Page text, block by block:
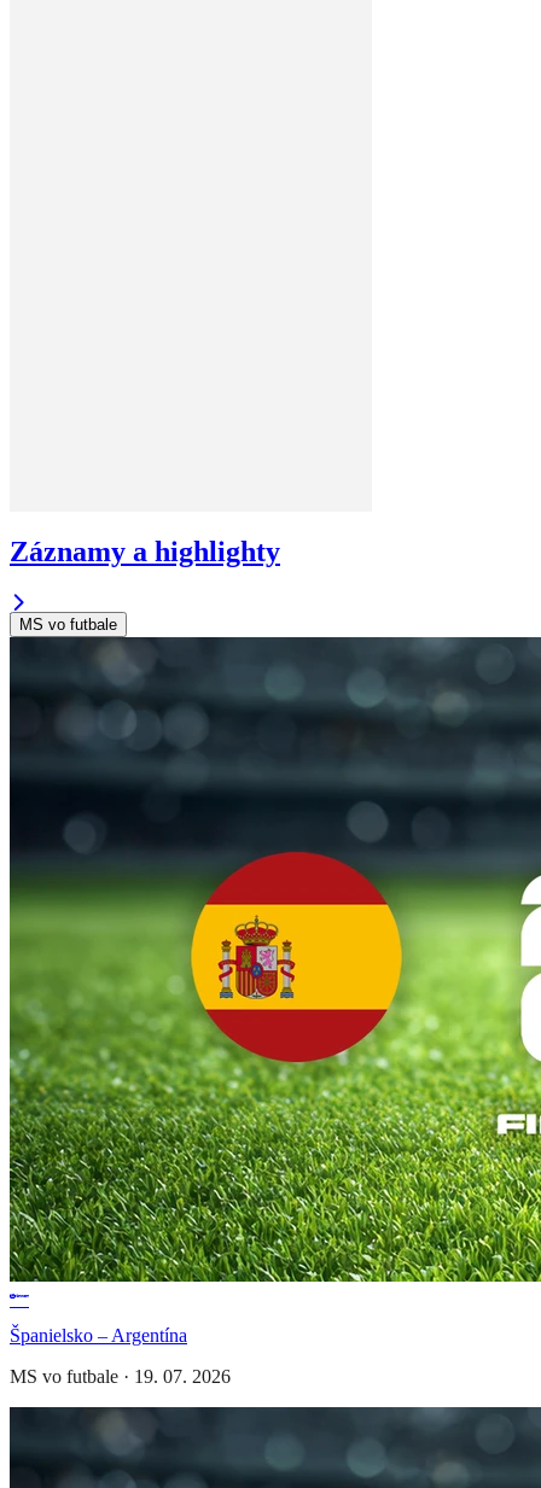
Záznamy a highlighty
MS vo futbale
Španielsko – Argentína
MS vo futbale · 19. 07. 2026